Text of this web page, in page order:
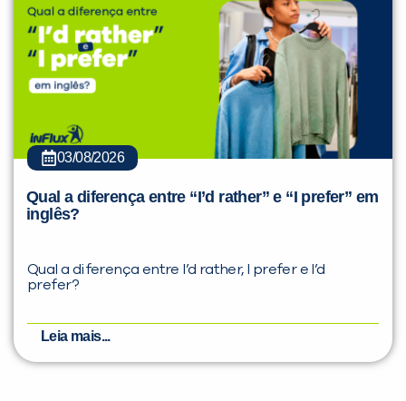
03/08/2026
Qual a diferença entre “I’d rather” e “I prefer” em
inglês?
Qual a diferença entre I’d rather, I prefer e I’d
prefer?
Leia mais...